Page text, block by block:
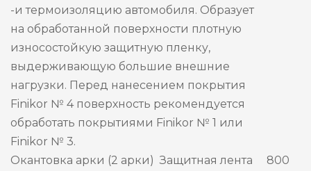
-и термоизоляцию автомобиля. Образует
на обработанной поверхности плотную
износостойкую защитную пленку,
выдерживающую большие внешние
нагрузки. Перед нанесением покрытия
Finikor № 4 поверхность рекомендуется
обработать покрытиями Finikor № 1 или
Finikor № 3.
Окантовка арки (2 арки) Защитная лента
800